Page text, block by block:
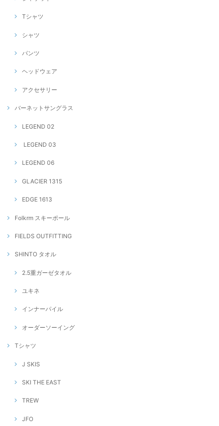
Tシャツ
シャツ
パンツ
ヘッドウェア
アクセサリー
バーネットサングラス
LEGEND 02
LEGEND 03
LEGEND 06
GLACIER 1315
EDGE 1613
Folkrm スキーポール
FIELDS OUTFITTING
SHINTO タオル
2.5重ガーゼタオル
ユキネ
インナーパイル
オーダーソーイング
Tシャツ
J SKIS
SKI THE EAST
TREW
JFO